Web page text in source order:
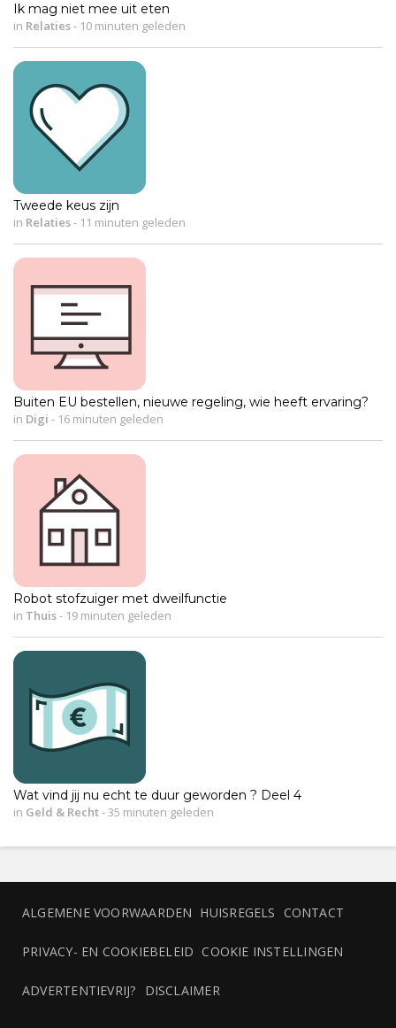
Ik mag niet mee uit eten
in Relaties- 10 minuten geleden
Tweede keus zijn
in Relaties- 11 minuten geleden
Buiten EU bestellen, nieuwe regeling, wie heeft ervaring?
in Digi - 16 minuten geleden
Robot stofzuiger met dweilfunctie
in Thuis- 19 minuten geleden
Wat vind jij nu echt te duur geworden ? Deel 4
in Geld & Recht-35 minuten geleden
ALGEMENE VOORWAARDEN HUISREGELS CONTACT
PRIVACY- EN COOKIEBELEID COOKIE INSTELLINGEN
ADVERTENTIEVRIJ? DISCLAIMER